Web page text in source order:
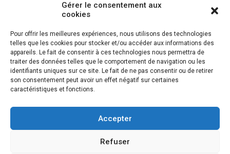
Gérer le consentement aux
cookies
Pour offrir les meilleures expériences, nous utilisons des technologies
telles que les cookies pour stocker et/ou accéder aux informations des
appareils. Le fait de consentir à ces technologies nous permettra de
traiter des données telles que le comportement de navigation ou les
identifiants uniques sur ce site. Le fait de ne pas consentir ou de retirer
son consentement peut avoir un effet négatif sur certaines
caractéristiques et fonctions.
Accepter
Refuser
Vos coordonnées sont uniquement utilisées pour vous envoyer des
lettres d'information sur nos activités. Vous pouvez à tout moment
utiliser le lien de désinscription figurant dans la lettre d'information.
© LES NOUVELLES DE LA BOULANGERIE - Tous droits réservés - Réalisation :
Josh Digital
Mentions légales